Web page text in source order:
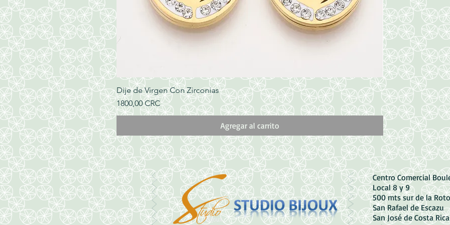
Vista rápida
Dije de Virgen Con Zirconias
Precio
1800,00 CRC
Agregar al carrito
Dije de Cruz y
Precio
1500,00 CRC
Centro Comercial
Local 8 y 9
500 mts sur de la
San Rafael de Escazu
San José de Costa Rica